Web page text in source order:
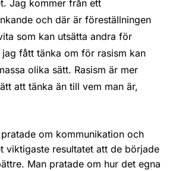
Jag kommer från ett
och där är föreställningen
som kan utsätta andra för
jag fått tänka om för rasism kan
olika sätt. Rasism är mer
att tänka än till vem man är,
om kommunikation och
viktigaste resultatet att de började
Man pratade om hur det egna